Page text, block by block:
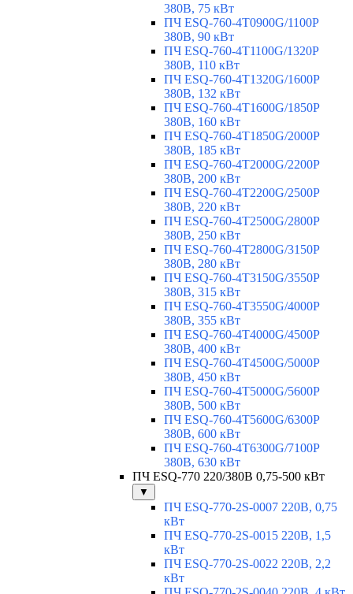
380В, 75 кВт
ПЧ ESQ-760-4T0900G/1100P
380В, 90 кВт
ПЧ ESQ-760-4T1100G/1320P
380В, 110 кВт
ПЧ ESQ-760-4T1320G/1600P
380В, 132 кВт
ПЧ ESQ-760-4T1600G/1850P
380В, 160 кВт
ПЧ ESQ-760-4T1850G/2000P
380В, 185 кВт
ПЧ ESQ-760-4T2000G/2200P
380В, 200 кВт
ПЧ ESQ-760-4T2200G/2500P
380В, 220 кВт
ПЧ ESQ-760-4T2500G/2800P
380В, 250 кВт
ПЧ ESQ-760-4T2800G/3150P
380В, 280 кВт
ПЧ ESQ-760-4T3150G/3550P
380В, 315 кВт
ПЧ ESQ-760-4T3550G/4000P
380В, 355 кВт
ПЧ ESQ-760-4T4000G/4500P
380В, 400 кВт
ПЧ ESQ-760-4T4500G/5000P
380В, 450 кВт
ПЧ ESQ-760-4T5000G/5600P
380В, 500 кВт
ПЧ ESQ-760-4T5600G/6300P
380В, 600 кВт
ПЧ ESQ-760-4T6300G/7100P
380В, 630 кВт
ПЧ ESQ-770 220/380В 0,75-500 кВт
▼
ПЧ ESQ-770-2S-0007 220В, 0,75
кВт
ПЧ ESQ-770-2S-0015 220В, 1,5
кВт
ПЧ ESQ-770-2S-0022 220В, 2,2
кВт